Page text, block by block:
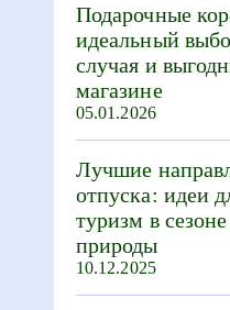
Подарочные
идеальный
случая и
магазине
05.01.2026
Лучшие
отпуска: идеи
туризм в
природы
10.12.2025